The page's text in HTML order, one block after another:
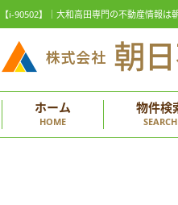
i-90502】｜大和高田専門の不動産情報は
ホーム
HOME
物件検
SEARCH